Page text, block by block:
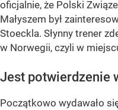
oficjalnie, że Polski
Małyszem był
Stoeckla. Słynny trener
w Norwegii, czyli w
Jest potwierdzenie
Początkowo wydawało